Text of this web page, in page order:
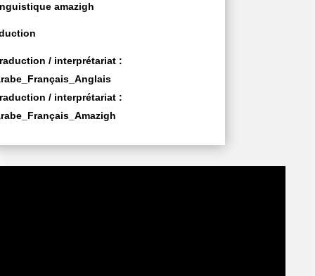
amazigh
/ interprétariat :
/ interprétariat :